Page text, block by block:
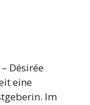
– Désirée
eine
Im